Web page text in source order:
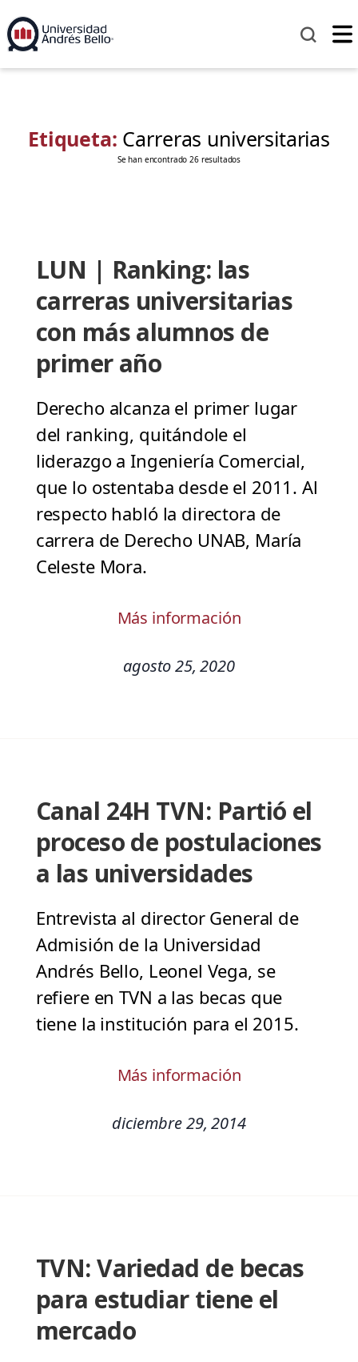
Etiqueta: Carreras universitarias
Se han encontrado 26 resultados
LUN | Ranking: las
carreras universitarias
con más alumnos de
primer año
Derecho alcanza el primer lugar
del ranking, quitándole el
liderazgo a Ingeniería Comercial,
que lo ostentaba desde el 2011. Al
respecto habló la directora de
carrera de Derecho UNAB, María
Celeste Mora.
Más información
agosto 25, 2020
Canal 24H TVN: Partió el
proceso de postulaciones
a las universidades
Entrevista al director General de
Admisión de la Universidad
Andrés Bello, Leonel Vega, se
refiere en TVN a las becas que
tiene la institución para el 2015.
Más información
diciembre 29, 2014
TVN: Variedad de becas
para estudiar tiene el
mercado